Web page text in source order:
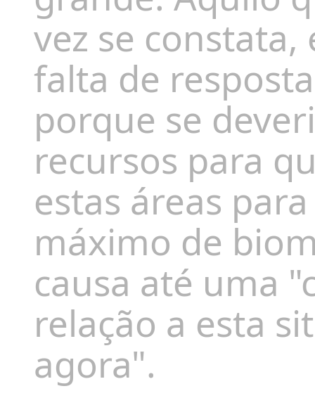
vez se
falta de
porque se
recursos para
estas áreas
máximo de
causa até uma
relação a esta
agora".